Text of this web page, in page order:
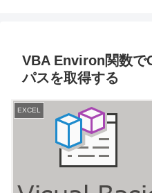
VBA Environ関数で
パスを取得する
EXCEL